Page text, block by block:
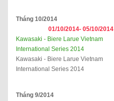
Tháng 10/2014
01/10/2014- 05/10/2014
Kawasaki - Biere Larue Vietnam
International Series 2014
Kawasaki - Biere Larue Vietnam
International Series 2014
Tháng 9/2014